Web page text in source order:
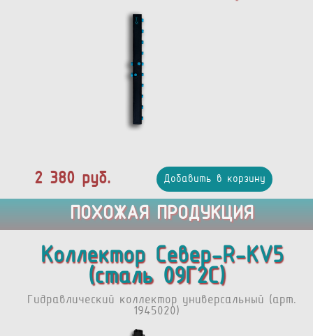
2 380 руб. Добавить в корзину
ПОХОЖАЯ ПРОДУКЦИЯ
Коллектор Север-R-KV5
(сталь 09Г2С)
Гидравлический коллектор универсальный (арт.
1945020)